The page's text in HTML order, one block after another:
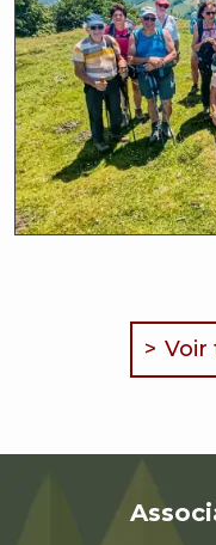
Voir